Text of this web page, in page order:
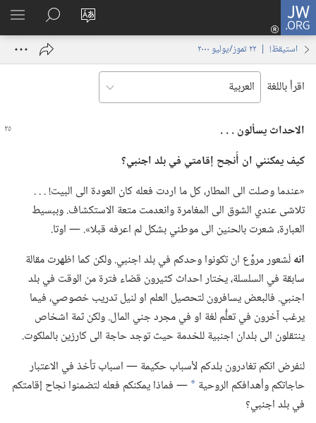
JW.ORG
تغيير
الموقع
تسجيل
الدخول
نافذة
البحث
في
JW.‎ORG
استيقظ‏!‏ | ‏‎٢٢‏ ‏‎تموز/يوليو‏ ‎٢٠٠٠
اقرأ باللغة
الاحداث يسألون .‏ .‏ .‏
كيف يمكنني ان أُنجح إقامتي فيبلد اجنبي؟‏
‏«عندما وصلت الى المطار،‏ كل ما اردت فعله كان العودة الى البيت!‏ .‏ .‏ .‏
تلاشى عندي الشوق الى المغامرة وانعدمت متعة الاستكشاف.‏ وببسيط
العبارة،‏ شعرت بالحنين الى موطني بشكل لم اعرفه قبلا».‏ —‏ اوتا.‏
انهلَشعور مروِّع ان تكونوا وحدكم في بلد اجنبي.‏ ولكن كما اظهرت مقالة
سابقة في السلسلة،‏ يختار احداث كثيرون قضاء فترة من الوقت في بلد
اجنبي.‏ فالبعض يسافرون لتحصيل العلم او لنيل تدريب خصوصي،‏ فيما
يرغب آخرون في تعلُّم لغة او في مجرد جني المال.‏ ولكن ثمة اشخاص
ينتقلون الى بلدان اجنبية للخدمة حيث توجد حاجة الى كارزين بالملكوت.‏
لنفرض انكم تغادرون بلدكم لأسباب حكيمة —‏ اسباب تأخذ في الاعتبار
حاجاتكم وأهدافكم الروحية * —‏ فماذا يمكنكم فعله لتضمنوا نجاح إقامتكم
في بلد اجنبي؟‏